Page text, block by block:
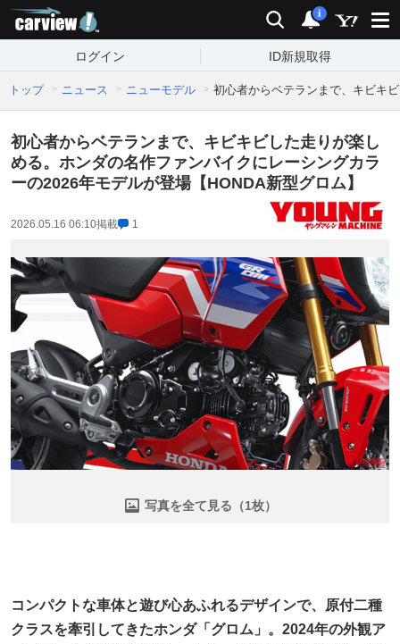
検索 通知
i
ログイン ID新規取得
トップ ニュース ニューモデル 初心者からベテランまで、キビキ
初心者からベテランまで、キビキビした走りが楽し
める。ホンダの名作ファンバイクにレーシングカラ
ーの2026年モデルが登場【HONDA新型グロム】
2026.05.16 06:10掲載 1
写真を全て見る（1枚）
コンパクトな車体と遊び心あふれるデザインで、原付二種
クラスを牽引してきたホンダ「グロム」。2024年の外観ア